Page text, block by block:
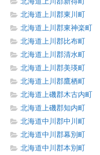
北海道上川郡東川町
北海道上川郡東神楽町
北海道上川郡比布町
北海道上川郡清水町
北海道上川郡美瑛町
北海道上川郡鷹栖町
北海道上磯郡木古内町
北海道上磯郡知内町
北海道中川郡中川町
北海道中川郡幕別町
北海道中川郡本別町